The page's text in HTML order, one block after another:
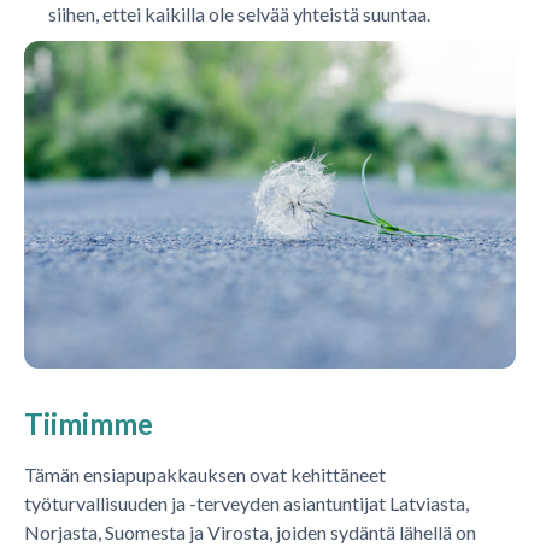
siihen, ettei kaikilla ole selvää yhteistä suuntaa.
Tiimimme
Tämän ensiapupakkauksen ovat kehittäneet
työturvallisuuden ja -terveyden asiantuntijat Latviasta,
Norjasta, Suomesta ja Virosta, joiden sydäntä lähellä on